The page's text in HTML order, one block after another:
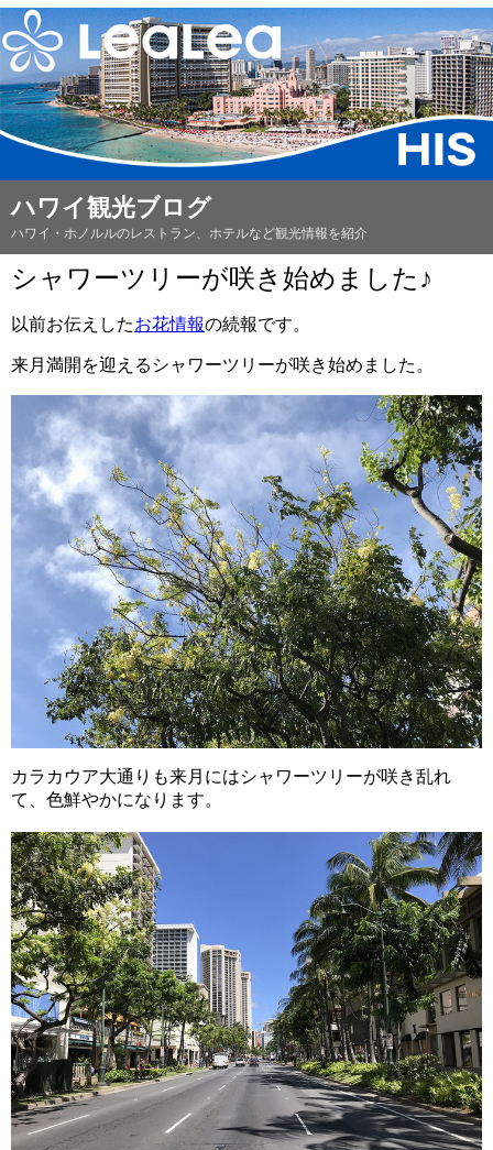
ハワイ観光ブログ
ハワイ・ホノルルのレストラン、ホテルなど観光情報を紹介
シャワーツリーが咲き始めました♪
以前お伝えしたお花情報の続報です。
来月満開を迎えるシャワーツリーが咲き始めました。
カラカウア大通りも来月にはシャワーツリーが咲き乱れ
て、色鮮やかになります。